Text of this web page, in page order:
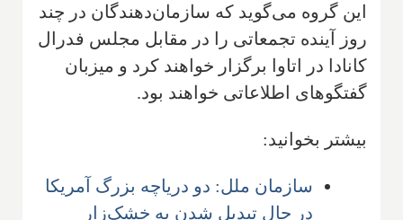
این گروه می‌گوید که سازمان‌دهندگان در چند
روز آینده تجمعاتی را در مقابل مجلس فدرال
کانادا در اتاوا برگزار خواهند کرد و میزبان
گفتگوهای اطلاعاتی خواهند بود.
بیشتر بخوانید:
سازمان ملل: دو دریاچه بزرگ آمریکا
در حال تبدیل شدن به خشک‌زار